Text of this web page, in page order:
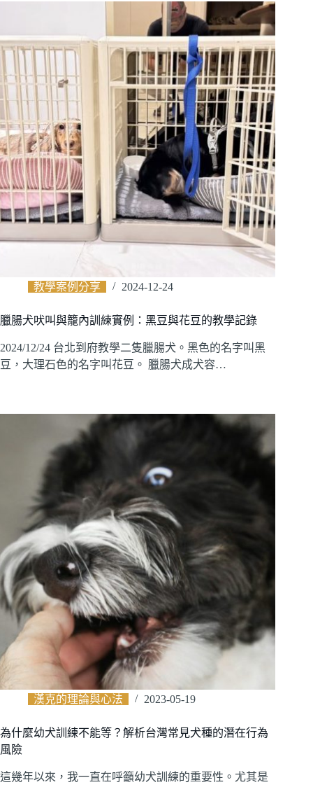
教學案例分享 2024-12-24
臘腸犬吠叫與籠內訓練實例：黑豆與花豆的教學記錄
2024/12/24 台北到府教學二隻臘腸犬。黑色的名字叫黑
豆，大理石色的名字叫花豆。 臘腸犬成犬容…
漢克的理論與心法 2023-05-19
為什麼幼犬訓練不能等？解析台灣常見犬種的潛在行為
風險
這幾年以來，我一直在呼籲幼犬訓練的重要性。尤其是